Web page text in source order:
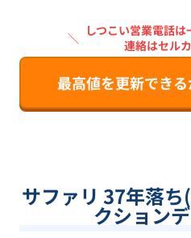
＼ しつこい営業電話は
連絡はセル
最高値を更新でき
サファリ 37年落
クション